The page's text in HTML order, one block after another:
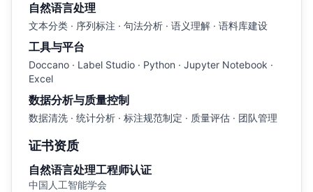
自然语言处理
文本分类 · 序列标注 · 句法分析 · 语义理解 · 语料库建设
工具与平台
Doccano · Label Studio · Python · Jupyter Notebook ·
Excel
数据分析与质量控制
数据清洗 · 统计分析 · 标注规范制定 · 质量评估 · 团队管理
证书资质
自然语言处理工程师认证
中国人工智能学会